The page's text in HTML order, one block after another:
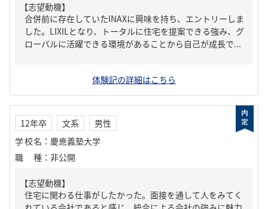
【志望動機】
合併前に存在していたINAXに興味を持ち、エントリーしま
した。LIXILとなり、トータルに住宅を提案できる強み、グ
ローバルに活躍できる環境があることから自己が成長で...
体験記の詳細はこちら
12年卒 文系
男性
学校名 ： 慶應義塾大学
職種 ： 非公開
【志望動機】
住宅に関わる仕事がしたかった。面接を通して人をみてく